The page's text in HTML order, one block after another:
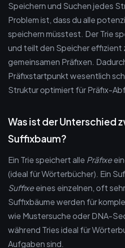
Speichern und Suchen jedes
Problem ist, dass du alle
speichern müsstest. Der Trie
und teilt den Speicher effizient
gemeinsamen Präfixen.
Präfixstartpunkt wesentlich
Struktur optimiert für Präfix-
Was ist der Unterschied
Suffixbaum?
Ein Trie speichert alle Präfixe
(ideal für Wörterbücher). Ein
Suffixeeines einzelnen, oft
Suffixbäume werden für
wie Mustersuche oder DNA-
während Tries ideal für
Aufgaben sind.